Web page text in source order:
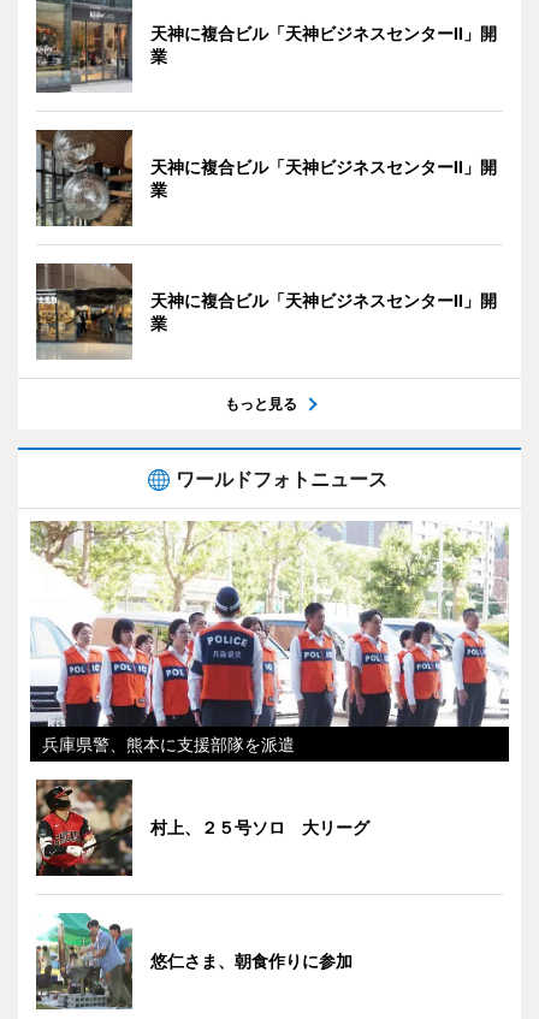
天神に複合ビル「天神ビジネスセンターII」開
業
天神に複合ビル「天神ビジネスセンターII」開
業
天神に複合ビル「天神ビジネスセンターII」開
業
もっと見る
ワールドフォトニュース
兵庫県警、熊本に支援部隊を派遣
村上、２５号ソロ 大リーグ
悠仁さま、朝食作りに参加